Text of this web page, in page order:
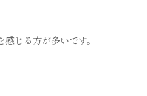
じる方が多いです。